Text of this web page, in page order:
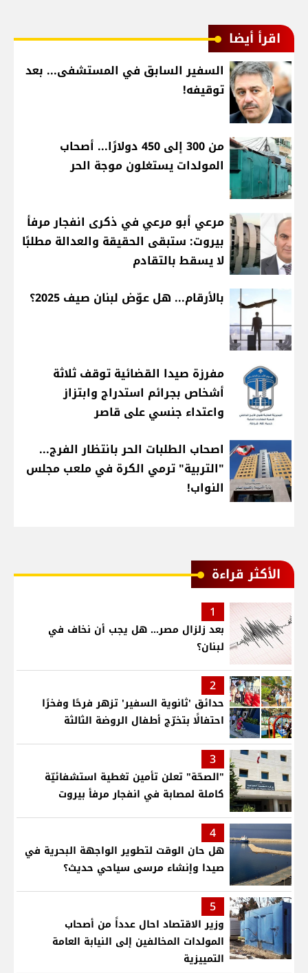
اقرأ أيضا
السفير السابق في المستشفى... بعد
توقيفه!
من 300 إلى 450 دولارًا... أصحاب
المولدات يستغلون موجة الحر
مرعي أبو مرعي في ذكرى انفجار مرفأ
بيروت: ستبقى الحقيقة والعدالة مطلبًا
لا يسقط بالتقادم
بالأرقام... هل عوّض لبنان صيف 2025؟
مفرزة صيدا القضائية توقف ثلاثة
أشخاص بجرائم استدراج وابتزاز
واعتداء جنسي على قاصر
اصحاب الطلبات الحر بانتظار الفرج...
"التربية" ترمي الكرة في ملعب مجلس
النواب!
الأكثر قراءة
1
بعد زلزال مصر... هل يجب أن نخاف في
لبنان؟
2
حدائق 'ثانوية السفير' تزهر فرحًا وفخرًا
احتفالًا بتخرّج أطفال الروضة الثالثة
3
"الصحّة" تعلن تأمين تغطية استشفائيّة
كاملة لمصابة في انفجار مرفأ بيروت
4
هل حان الوقت لتطوير الواجهة البحرية في
صيدا وإنشاء مرسى سياحي حديث؟
5
وزير الاقتصاد احال عدداً من أصحاب
المولدات المخالفين إلى النيابة العامة
التمييزية